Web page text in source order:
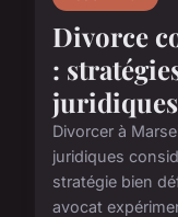
Divorce
:
juridiques
Divorcer à
juridiques
stratégie bien
avocat